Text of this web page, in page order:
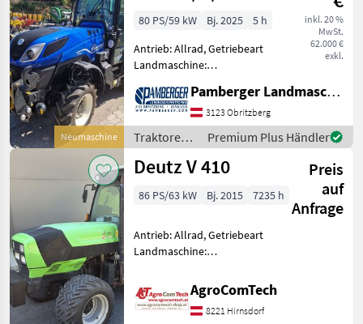
AKTUELLER
PFAD
Landtechnik
Traktoren
Obst
Weinbautraktoren
KATEGORIE
Deutz Fahr
Fendt
4
Claas
2
New Holland
2
Zurücksetzen
15
anzeigen
Neumaschine
(Stage V)
inkl. 20 %
MwSt.
62.000 €
exkl.
80 PS/59 kW Bj. 2025
5 h
Antrieb: Allrad, Getriebeart
Landmaschine:
Plattform: Kabine,
Zapfwellendrehzahl:
540/540E/1000,
Höchstgeschwindigkeit in
km/h: 40 km/h, Aufladung:
Tu
Pamberger Landmaschinentechnik GmbH
3123 Obritzberg
Traktoren /
New
Holland
Premium Plus Händler
Deutz V 410
Preis
auf
Anfrage
86 PS/63 kW Bj. 2015 7235 h
Antrieb: Allrad, Getriebeart
Landmaschine:
Niedrigkabine,
Zapfwellendrehzahl:
540/750/1000, Aufladung:
AgroComTech
8221 Hirnsdorf